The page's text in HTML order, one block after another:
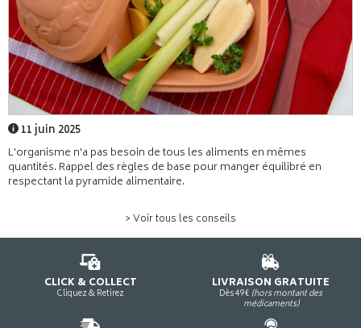
11 juin 2025
L'organisme n'a pas besoin de tous les aliments en mêmes
quantités. Rappel des règles de base pour manger équilibré en
respectant la pyramide alimentaire.
> Voir tous les conseils
CLICK & COLLECT
Cliquez & Retirez
LIVRAISON GRATUITE
Dès 49€ (hors montant des
médicaments)